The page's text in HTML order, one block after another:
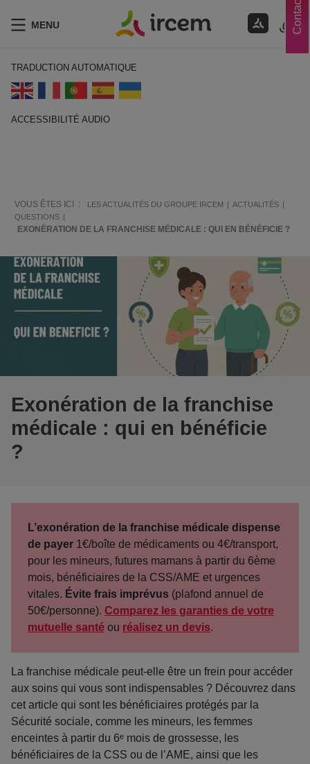
Contacts
MENU
TRADUCTION AUTOMATIQUE
ACCESSIBILITÉ AUDIO
VOUS ÊTES ICI : LES ACTUALITÉS DU GROUPE IRCEM
ACTUALITÉS
QUESTIONS
EXONÉRATION DE LA FRANCHISE MÉDICALE : QUI EN BÉNÉFICIE ?
Exonération de la franchise
médicale : qui en bénéficie
?
L’exonération de la franchise médicale dispense
de payer 1€/boîte de médicaments ou 4€/transport,
pour les mineurs, futures mamans à partir du 6ème
mois, bénéficiaires de la CSS/AME et urgences
vitales. Évite frais imprévus (plafond annuel de
50€/personne). Comparez les garanties de votre
mutuelle santé ou réalisez un devis.
La franchise médicale peut-elle être un frein pour accéder
aux soins qui vous sont indispensables ? Découvrez dans
cet article qui sont les bénéficiaires protégés par la
Sécurité sociale, comme les mineurs, les femmes
enceintes à partir du 6ᵉ mois de grossesse, les
bénéficiaires de la CSS ou de l’AME, ainsi que les